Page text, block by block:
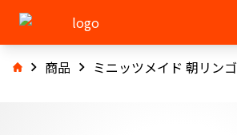
商品 ミニッツメイド 朝リンゴ